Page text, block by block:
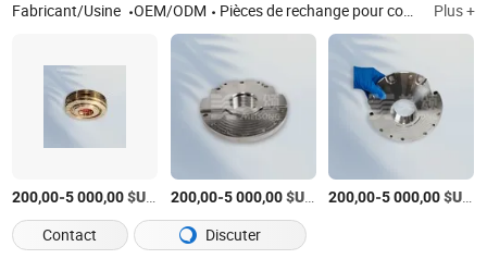
Fabricant/Usine OEM/ODM Pièces de rechange pour compresseur centrifuge, pièces de remplacement pour compresseur centrifuge, roulement de compresseur centrifuge, rotor de compresseur centrifuge, joint d'arbre de compresseur centrifuge, Le compresseur centrifuge Plus +
200,00-5 000,00$US /pc
200,00-5 000,00$US /Pièce
200,00-5 000,00$US
Contact
Discuter